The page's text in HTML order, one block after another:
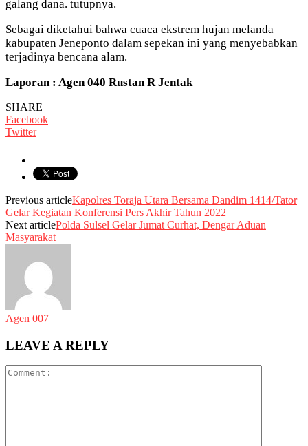
galang dana. tutupnya.
Sebagai diketahui bahwa cuaca ekstrem hujan melanda
kabupaten Jeneponto dalam sepekan ini yang menyebabkan
terjadinya bencana alam.
Laporan : Agen 040 Rustan R Jentak
SHARE
Facebook
Twitter
Previous articleKapolres Toraja Utara Bersama Dandim 1414/Tator
Gelar Kegiatan Konferensi Pers Akhir Tahun 2022
Next articlePolda Sulsel Gelar Jumat Curhat, Dengar Aduan
Masyarakat
Agen 007
LEAVE A REPLY